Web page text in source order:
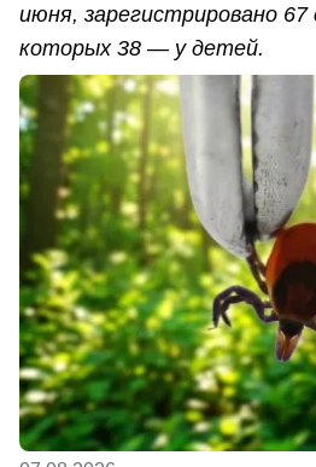
июня, зарегистрировано 67
которых 38 — у детей.